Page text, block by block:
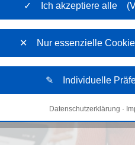
✓ Ich akzeptiere alle
✕ Nur essenzielle
✎ Individuelle
Notwendige Cookies
Datenschutzerklärung ·